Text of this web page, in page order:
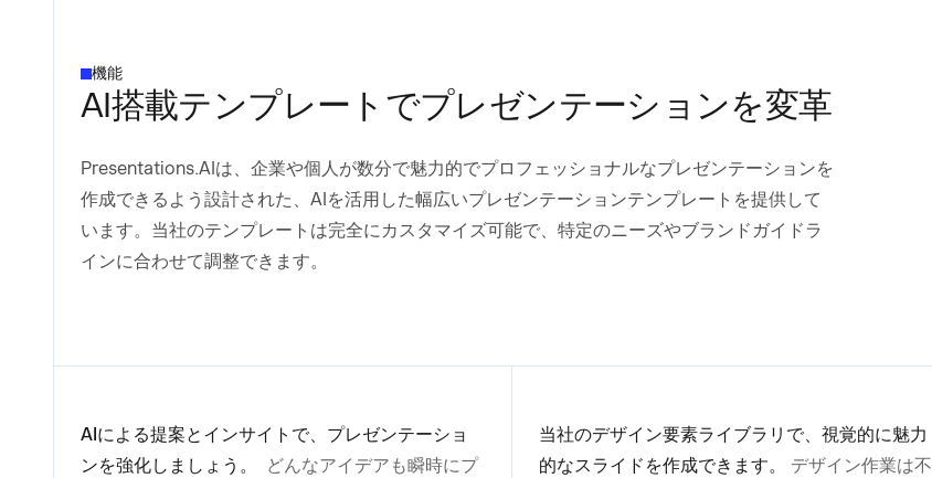
機能
AI搭載テンプレートでプレゼンテーションを変革
Presentations.AIは、企業や個人が数分で魅力的でプロフェッショナルなプレゼンテーションを
作成できるよう設計された、AIを活用した幅広いプレゼンテーションテンプレートを提供して
います。当社のテンプレートは完全にカスタマイズ可能で、特定のニーズやブランドガイドラ
インに合わせて調整できます。
AIによる提案とインサイトで、プレゼンテーショ
ンを強化しましょう。
どんなアイデアも瞬時にプ
当社のデザイン要素ライブラリで、視覚的に魅力
的なスライドを作成できます。
デザイン作業は不